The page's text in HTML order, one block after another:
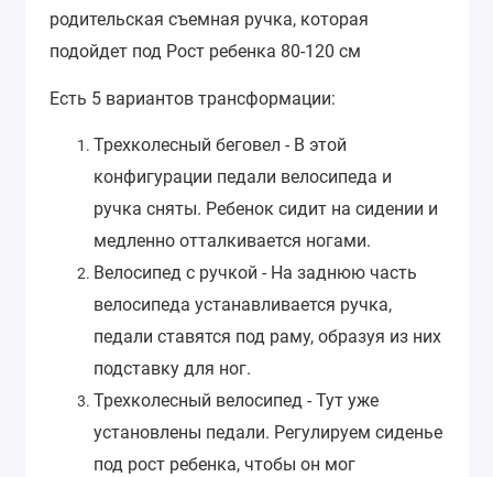
родительская съемная ручка, которая
подойдет под Рост ребенка 80-120 см
Есть 5 вариантов трансформации:
Трехколесный беговел - В этой
конфигурации педали велосипеда и
ручка сняты. Ребенок сидит на сидении и
медленно отталкивается ногами.
Велосипед с ручкой - На заднюю часть
велосипеда устанавливается ручка,
педали ставятся под раму, образуя из них
подставку для ног.
Трехколесный велосипед - Тут уже
установлены педали. Регулируем сиденье
под рост ребенка, чтобы он мог